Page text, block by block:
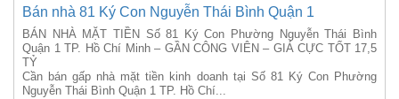
Bán nhà 81 Ký Con Nguyễn Thái Bình Quận 1
BÁN NHÀ MẶT TIỀN Số 81 Ký Con Phường Nguyễn Thái Bình
Quận 1 TP. Hồ Chí Minh – GẦN CÔNG VIÊN – GIÁ CỰC TỐT 17,5
TỶ
Cần bán gấp nhà mặt tiền kinh doanh tại Số 81 Ký Con Phường
Nguyễn Thái Bình Quận 1 TP. Hồ Chí...